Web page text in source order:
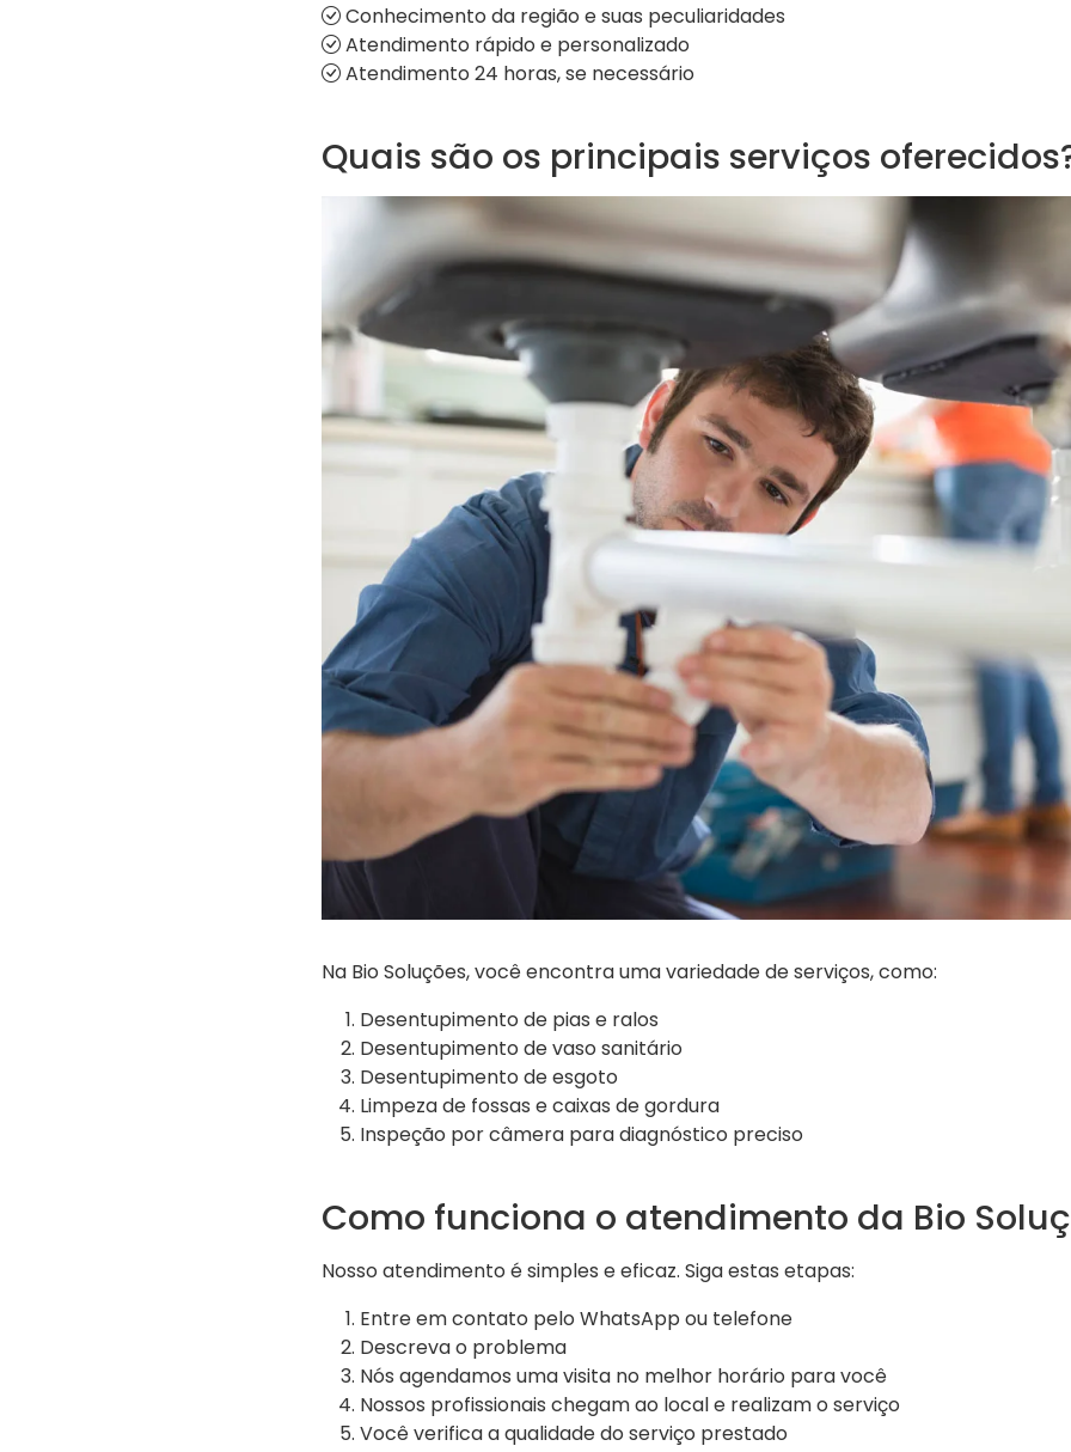
Conhecimento da região e suas peculiaridades
Atendimento rápido e personalizado
Atendimento 24 horas, se necessário
Quais são os principais serviços
Na Bio Soluções, você encontra uma variedade de serviços, como:
Desentupimento de pias e ralos
Desentupimento de vaso sanitário
Desentupimento de esgoto
Limpeza de fossas e caixas de gordura
Inspeção por câmera para diagnóstico preciso
Como funciona o atendimento da Bio
Nosso atendimento é simples e eficaz. Siga estas etapas:
Entre em contato pelo WhatsApp ou telefone
Descreva o problema
Nós agendamos uma visita no melhor horário para você
Nossos profissionais chegam ao local e realizam o serviço
Você verifica a qualidade do serviço prestado